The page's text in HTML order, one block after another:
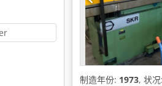
制造年份: 1973, 状况: